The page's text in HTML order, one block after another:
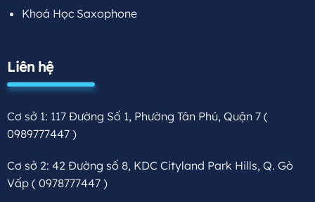
Khoá Học Saxophone
Liên hệ
Cơ sở 1: 117 Đường Số 1, Phường Tân Phú, Quận 7 (
0989777447 )
Cơ sở 2: 42 Đường số 8, KDC Cityland Park Hills, Q. Gò
Vấp( 0978777447 )